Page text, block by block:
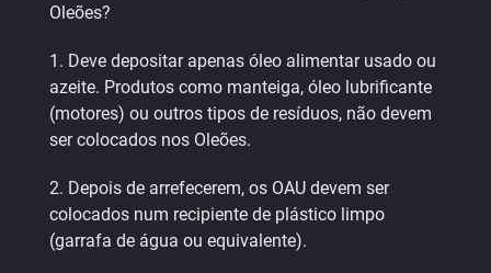
Oleões?
1. Deve depositar apenas óleo alimentar usado ou
azeite. Produtos como manteiga, óleo lubrificante
(motores) ou outros tipos de resíduos, não devem
ser colocados nos Oleões.
2. Depois de arrefecerem, os OAU devem ser
colocados num recipiente de plástico limpo
(garrafa de água ou equivalente).